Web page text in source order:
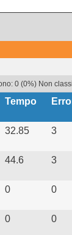
0 (0%) Non
Tempo
32.85 3
44.6 3
0 0
0 0